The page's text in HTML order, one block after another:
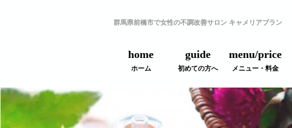
群馬県前橋市で女性の不調改善サロン キャメリアブラン
home
ホーム
guide
初めての方へ
menu/price
メニュー・料金